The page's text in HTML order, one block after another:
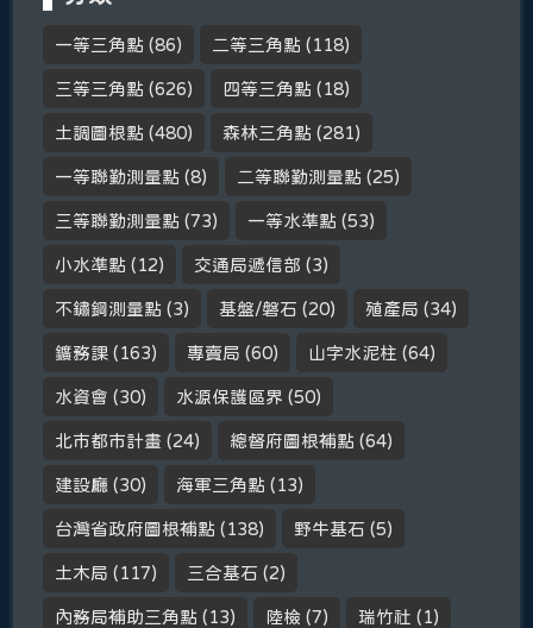
一等三角點 (86) 二等三角點 (118)
三等三角點 (626) 四等三角點 (18)
土調圖根點 (480) 森林三角點 (281)
一等聯勤測量點 (8) 二等聯勤測量點 (25)
三等聯勤測量點 (73) 一等水準點 (53)
小水準點 (12) 交通局遞信部 (3)
不鏽鋼測量點 (3) 基盤/磐石 (20) 殖產局 (34)
鑛務課 (163) 專賣局 (60) 山字水泥柱 (64)
水資會 (30) 水源保護區界 (50)
北市都市計畫 (24) 總督府圖根補點 (64)
建設廳 (30) 海軍三角點 (13)
台灣省政府圖根補點 (138) 野牛基石 (5)
土木局 (117) 三合基石 (2)
內務局補助三角點 (13) 陸檢 (7) 瑞竹社 (1)